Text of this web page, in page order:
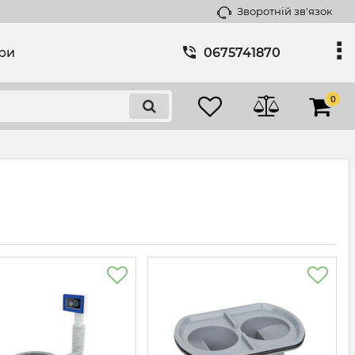
Зворотній зв'язок
0675741870
0